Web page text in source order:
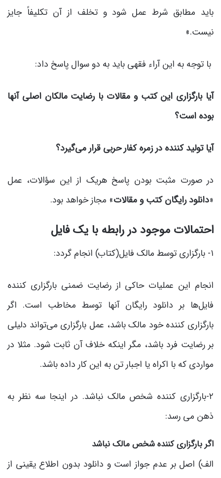
باید مطابق شرط عمل شود و تخلف از آن تکلیفاً جایز
نیست.»
با توجه به این آراء فقهی باید به دو سوال پاسخ داد:
آیا بارگزاری این کتب و مقالات با رضایت مالکان اصلی آنها
بوده است؟
آیا تولید کننده در زمره کفار حربی قرار می‌گیرد؟
در صورت مثبت بودن پاسخ هریک از این سؤالات، عمل
«دانلود رایگان کتب و مقالات» مجاز خواهد بود.
احتمالات موجود در رابطه با یک فایل
۱- بارگزاری توسط مالک فایل(کتاب) انجام گردد:
انجام این عملیات حاکی از رضایت ضمنی بارگزاری کننده
فایل‌ها بر دانلود رایگان آنها توسط مخاطب است. اگر
بارگزاری کننده خود مالک باشد، عمل بارگزاری می‌تواند دلیلی
بر رضایت فرد باشد، مگر اینکه خلاف آن ثابت شود. مثلا در
مواردی که با اکراه یا اجبار تن به این کار داده باشد.
۲-بارگزاری کننده شخص مالک نباشد. در اینجا سه نظر به
ذهن می رسد:
اگر بارگزاری کننده شخص مالک نباشد
الف) اصل بر عدم جواز است و دانلود بدون اطلاع یقینی از